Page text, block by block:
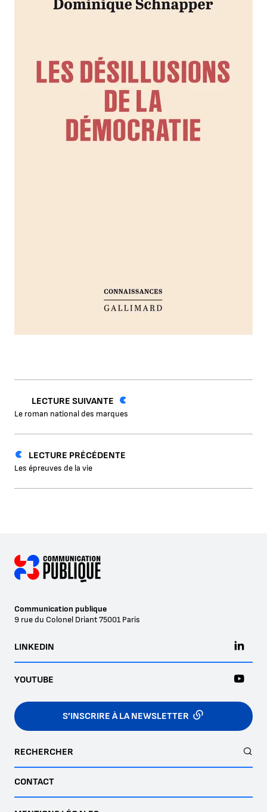
LECTURE PRÉCÉDENTE
Les épreuves de la vie
LECTURE SUIVANTE
Le roman national des marques
Communication publique
9 rue du Colonel Driant75001 Paris
S’INSCRIRE À LA NEWSLETTER
LINKEDIN
YOUTUBE
RECHERCHER
CONTACT